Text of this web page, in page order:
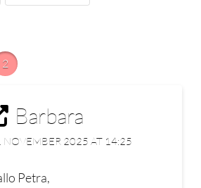
2
Barbara
NOVEMBER 2025 AT 14:25
Petra,